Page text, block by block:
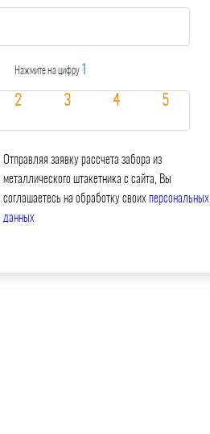
Нажмите на цифру 1
Отправляя заявку рассчета забора из
металлического штакетника с сайта, Вы
соглашаетесь на обработку своих персональных
данных